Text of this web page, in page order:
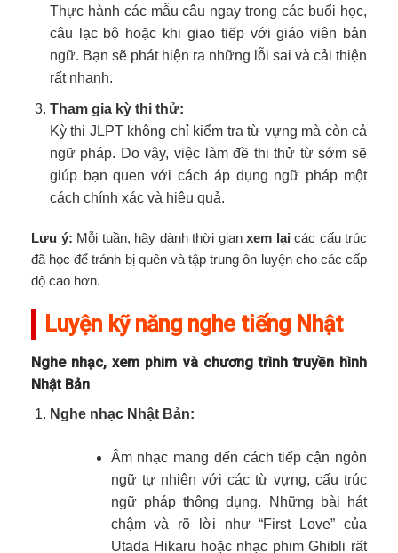
Thực hành các mẫu câu ngay trong các buổi học,
câu lạc bộ hoặc khi giao tiếp với giáo viên bản
ngữ. Bạn sẽ phát hiện ra những lỗi sai và cải thiện
rất nhanh.
Tham gia kỳ thi thử:
Kỳ thi JLPT không chỉ kiểm tra từ vựng mà còn cả
ngữ pháp. Do vậy, việc làm đề thi thử từ sớm sẽ
giúp bạn quen với cách áp dụng ngữ pháp một
cách chính xác và hiệu quả.
Lưu ý: Mỗi tuần, hãy dành thời gian xem lại các cấu trúc
đã học để tránh bị quên và tập trung ôn luyện cho các cấp
độ cao hơn.
Luyện kỹ năng nghe tiếng Nhật
Nghe nhạc, xem phim và chương trình truyền hình
Nhật Bản
Nghe nhạc Nhật Bản:
Âm nhạc mang đến cách tiếp cận ngôn
ngữ tự nhiên với các từ vựng, cấu trúc
ngữ pháp thông dụng. Những bài hát
chậm và rõ lời như “First Love” của
Utada Hikaru hoặc nhạc phim Ghibli rất